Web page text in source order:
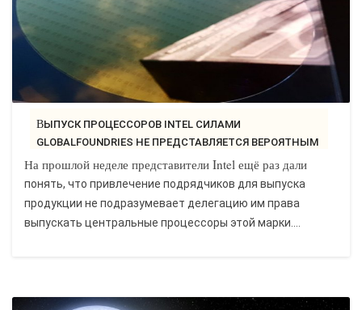
ВЫПУСК ПРОЦЕССОРОВ INTEL СИЛАМИ
GLOBALFOUNDRIES НЕ ПРЕДСТАВЛЯЕТСЯ ВЕРОЯТНЫМ
На прошлой неделе представители Intel ещё раз дали
понять, что привлечение подрядчиков для выпуска
продукции не подразумевает делегацию им права
выпускать центральные процессоры этой марки....